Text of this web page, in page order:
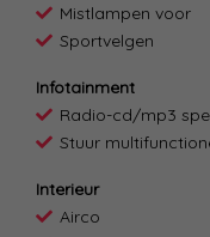
Mistlampen voor
Sportvelgen
Infotainment
Radio-cd/mp3
Stuur
Interieur
Airco